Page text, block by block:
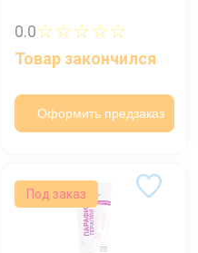
0.0☆☆☆☆☆
Товар закончился
Оформить предзаказ
Под заказ